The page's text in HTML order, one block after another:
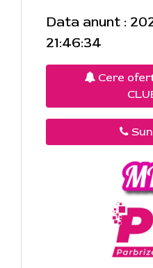
Data anunt :
21:46:34
Cere